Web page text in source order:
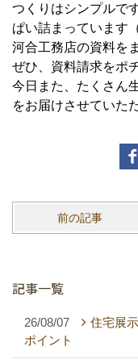
つくりはシンプルで
ぱい詰まっています
河合工務店の資料を
ぜひ、資料請求をポ
今日また、たくさん
をお届けさせていた
前の記事
記事一覧
26/08/07
住宅展
ポイント